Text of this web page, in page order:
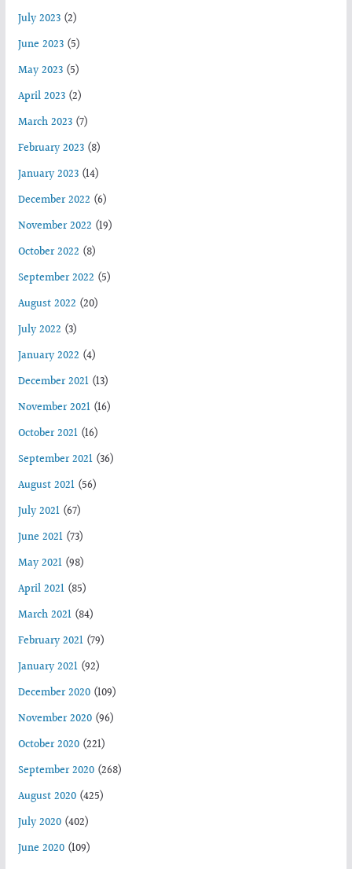
July 2023(2)
June 2023(5)
May 2023(5)
April 2023(2)
March 2023(7)
February 2023(8)
January 2023(14)
December 2022 (6)
November 2022 (19)
October 2022 (8)
September 2022 (5)
August 2022 (20)
July 2022 (3)
January 2022 (4)
December 2021(13)
November 2021(16)
October 2021(16)
September 2021(36)
August 2021(56)
July 2021(67)
June 2021(73)
May 2021(98)
April 2021(85)
March 2021(84)
February 2021(79)
January 2021(92)
December 2020(109)
November 2020(96)
October 2020(221)
September 2020(268)
August 2020(425)
July 2020(402)
June 2020(109)